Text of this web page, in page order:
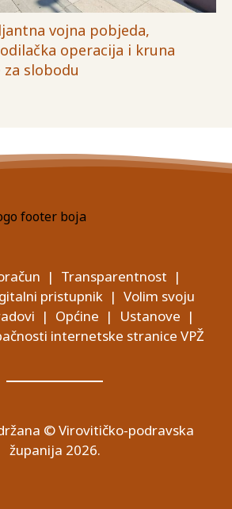
vojna pobjeda,
operacija i kruna
slobodu
| Transparentnost |
pristupnik| Volim svoju
| Općine | Ustanove |
internetske stranice VPŽ
© Virovitičko-podravska
županija 2026.